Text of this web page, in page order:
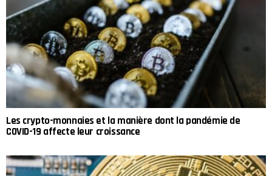
Les crypto-monnaies et la manière dont la pandémie de
COVID-19 affecte leur croissance